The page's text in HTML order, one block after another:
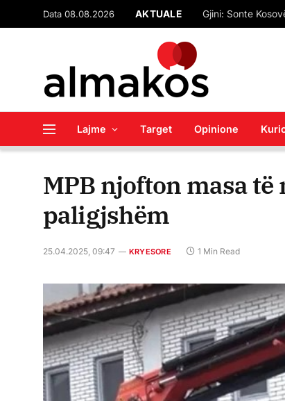
Data 08.08.2026 AKTUALE “Çfarë pret
Lajme Target Opinione
MPB njofton masa
paligjshëm
25.04.2025, 09:47 KRYESORE 1 Min Read